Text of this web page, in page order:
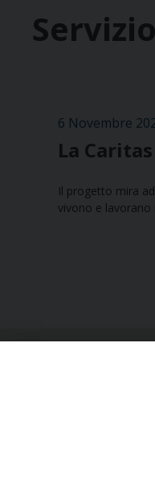
6 Novembre
La
Il progetto mira
vivono e lavorano
Piazza Giovene 4 –